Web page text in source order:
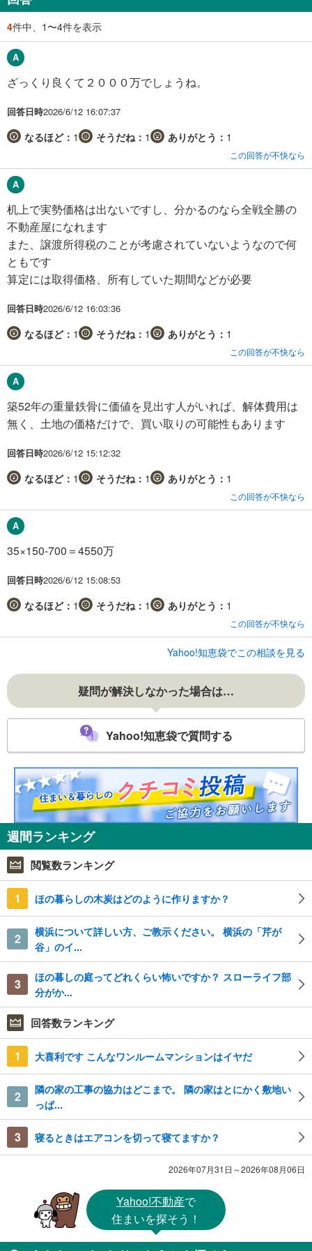
4件中、1〜4件を表示
ざっくり良くて２０００万でしょうね。
回答日時2026/6/12 16:07:37
なるほど： 1 そうだね： 1 ありがとう： 1
この回答が不快なら
机上で実勢価格は出ないですし、分かるのなら全戦全勝の
不動産屋になれます
また、譲渡所得税のことが考慮されていないようなので何
ともです
算定には取得価格、所有していた期間などが必要
回答日時2026/6/12 16:03:36
なるほど： 1 そうだね： 1 ありがとう： 1
この回答が不快なら
築52年の重量鉄骨に価値を見出す人がいれば、解体費用は
無く、土地の価格だけで、買い取りの可能性もあります
回答日時2026/6/12 15:12:32
なるほど： 1 そうだね： 1 ありがとう： 1
この回答が不快なら
35×150-700＝4550万
回答日時2026/6/12 15:08:53
なるほど： 1 そうだね： 1 ありがとう： 1
この回答が不快なら
Yahoo!知恵袋でこの相談を見る
疑問が解決しなかった場合は…
Yahoo!知恵袋で質問する
週間ランキング
閲覧数ランキング
1 ほの暮らしの木炭はどのように作りますか？
2
横浜について詳しい方、ご教示ください。 横浜の「芹が
谷」のイ...
3
ほの暮しの庭ってどれくらい怖いですか？ スローライフ部
分がか...
回答数ランキング
1 大喜利です こんなワンルームマンションはイヤだ
2
隣の家の工事の協力はどこまで。 隣の家はとにかく敷地い
っぱ...
3 寝るときはエアコンを切って寝てますか？
2026年07月31日～2026年08月06日
Yahoo!不動産で
住まいを探そう！